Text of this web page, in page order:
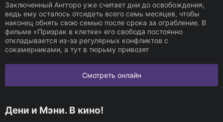
Заключенный Анггоро уже считает дни до освобождения,
ведь ему осталось отсидеть всего семь месяцев, чтобы
наконец обнять свою семью после срока за ограбление. В
фильме «Призрак в клетке» его свобода постоянно
откладывается из-за регулярных конфликтов с
сокамерниками, а тут в тюрьму привозят
Смотреть онлайн
Дени и Мэни. В кино!